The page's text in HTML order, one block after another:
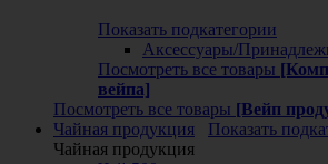
Показать подкатегории
Аксессуары/
Посмотреть все товары
вейпа]
Посмотреть все товары [Вейп
Чайная продукция
Показать
Чайная продукция